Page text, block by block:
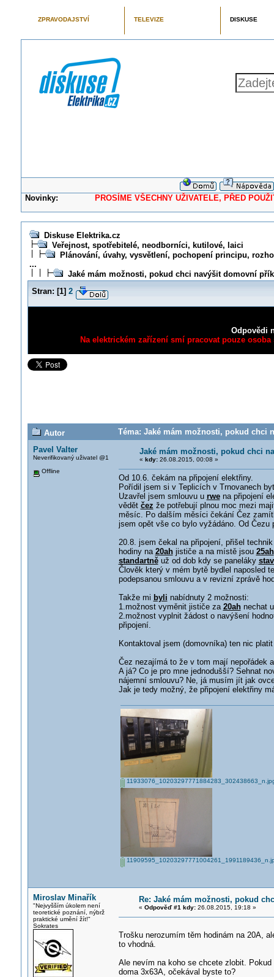
ZPRAVODAJSTVÍ TELEVIZE DISKUSE
Novinky: PROSÍME VŠECHNY UŽIVATELE, PŘED
Diskuse Elektrika.cz
Veřejnost, spotřebitelé, neodborníci, kutilové, laici
Plánování, úvahy, vysvětlení, pochopení principu,
...
Jaké mám možnosti, pokud chci navýšit domovní
Stran: [1] 2
Odpovědi
Na elektrickém zařízení smí pracovat pouze
Autor
Téma: Jaké mám možnosti, pokud chci
Pavel Valter
Neverifikovaný uživatel @1
Offline
Jaké mám možnosti, pokud chci
« kdy:26.08.2015, 00:08 »
Od 10.6. čekám na připojení elektřiny.
Pořídil jsem si v Teplicích v Trnovanech
Uzavřel jsem smlouvu u rwena připojení
vědět čez že potřebují plnou moc mezi
měsíc. Po dalším měsíci čekání Čez
jsem opět vše co bylo vyžádáno. Od Čezu
20.8. jsem čekal na připojení, přišel
hodiny na 20ahjističe a na místě jsou 25ah
standartněuž od dob kdy se paneláky
Člověk který v mém bytě bydlel naposled
podepsanou smlouvu a v revizní zprávě
Takže mi byli nabídnuty 2 možnosti:
1.možnost vyměnit jističe za 20ahnechat
2.možnost vyplnit žádost o navýšení
připojení.
Kontaktoval jsem (domovníka) ten nic
Čez nezajímá to že v tom mají nepořádek
A já? Co je pro mne jednodušší? Sehnat
nájemní smlouvu? Ne, já musím jít jak
Jak je tedy možný, že připojení elektřiny
Miroslav Minařík
"Nejvyšším úkolem není
teoretické poznání, nýbrž
praktické umění žít!"
Sokrates
Re: Jaké mám možnosti, pokud
« Odpověď #1 kdy:26.08.2015, 19:18 »
Trošku nerozumím těm hodinám na 20A,
to vhodná.
Ale nevím na koho se chcete zlobit.
doma 3x63A, očekával byste to?